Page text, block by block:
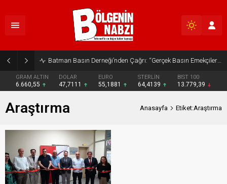
Batman Basın Derneği’nden Çağrı: “Gerçek Basın Emekçileri Desteklenmeli”
GRAM ALTIN
6.660,55
DOLAR
47,7111
EURO
55,1881
STERLİN
64,4139
BIST 100
13.779,39
Araştırma Anasayfa Etiket:Araştırma